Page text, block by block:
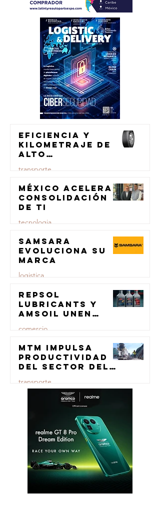
Eficiencia y
kilometraje de
alto
para el
transporte de
carga
transporte
23 jul
México acelera
consolidación
de TI
tecnologia
23 jul
Samsara
evoluciona su
marca
logistica
23 jul
Repsol
Lubricants y
AMSOIL unen
lubricación
comercio
23 jul
MTM impulsa
productividad
del sector del
manufactura
certificada
transporte